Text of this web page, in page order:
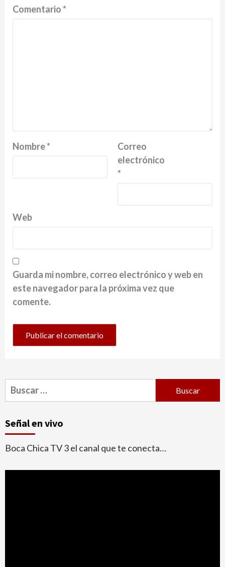
Comentario*
Nombre*
Correo
electrónico
*
Web
Guarda mi nombre, correo electrónico y web en
este navegador para la próxima vez que
comente.
Buscar:
Señal en vivo
Boca Chica TV 3 el canal que te conecta…